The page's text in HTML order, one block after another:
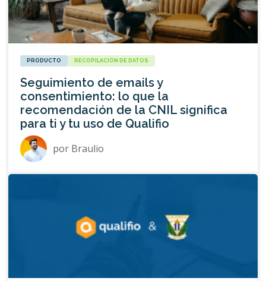
PRODUCTO RECOPILACIÓN DE DATOS
Seguimiento de emails y
consentimiento: lo que la
recomendación de la CNIL significa
para ti y tu uso de Qualifio
por Braulio